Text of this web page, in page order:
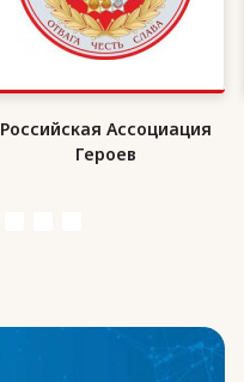
Российская Ассоциация
Героев